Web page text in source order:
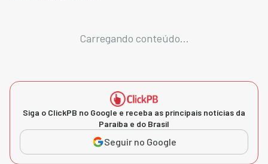
Carregando conteúdo...
Siga o ClickPB no Google e receba as principais notícias da
Paraíba e do Brasil
Seguir no Google